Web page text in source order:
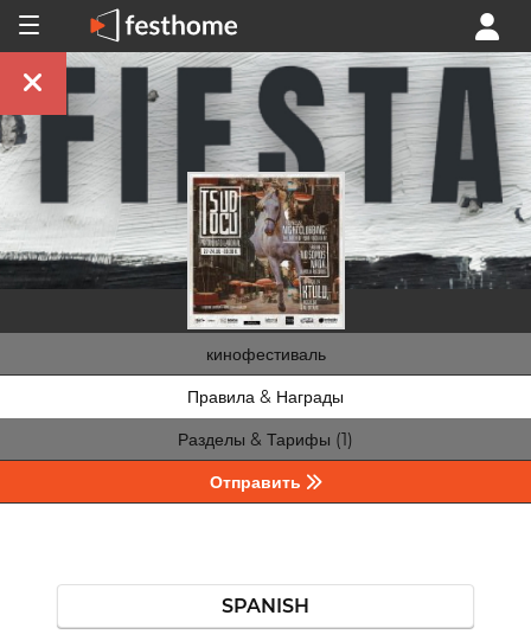
кинофестиваль
Правила & Награды
Разделы & Тарифы (1)
Отправить
SPANISH